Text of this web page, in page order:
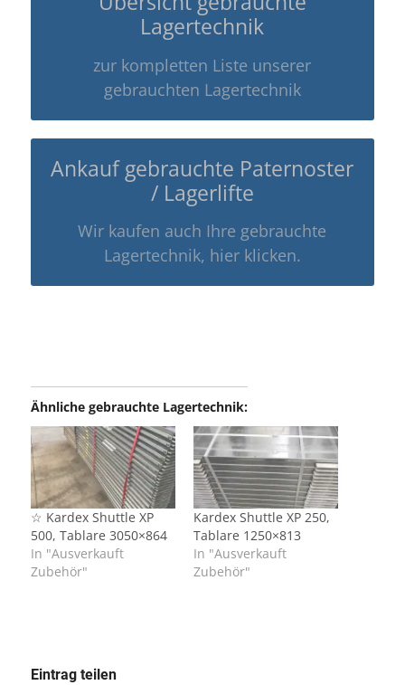
Lagertechnik
zur kompletten Liste unserer
gebrauchten Lagertechnik
Ankauf gebrauchte Paternoster
/ Lagerlifte
Wir kaufen auch Ihre gebrauchte
Lagertechnik, hier klicken.
Ähnliche gebrauchte Lagertechnik:
☆ Kardex Shuttle XP
500, Tablare 3050×864
In "Ausverkauft
Zubehör"
Kardex Shuttle XP 250,
Tablare 1250×813
In "Ausverkauft
Zubehör"
Eintrag teilen